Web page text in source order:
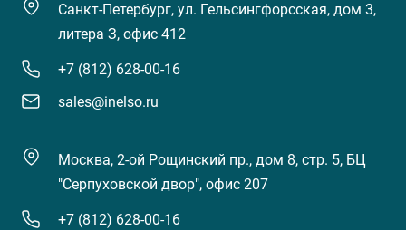
Санкт-Петербург, ул. Гельсингфорсская, дом 3,
литера З, офис 412
+7 (812) 628-00-16
sales@inelso.ru
Москва, 2-ой Рощинский пр., дом 8, стр. 5, БЦ
"Серпуховской двор", офис 207
+7 (812) 628-00-16